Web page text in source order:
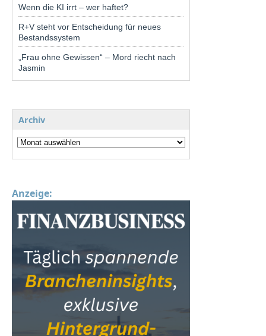
Wenn die KI irrt – wer haftet?
R+V steht vor Entscheidung für neues
Bestandssystem
„Frau ohne Gewissen“ – Mord riecht nach
Jasmin
Archiv
Anzeige: